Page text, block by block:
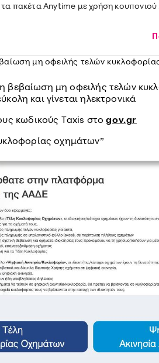
πακέτα Anytime με χρήση κουπονιού
μη οφειλής τελών
βεβαίωση μη οφειλής τελών
και γίνεται ηλεκτρονικά
κωδικούς Τaxis στοgov.gr
οχημάτων”